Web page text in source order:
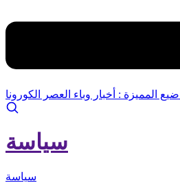
المميزة : أخبار وباء العصر الكورونا
سياسة
سياسة